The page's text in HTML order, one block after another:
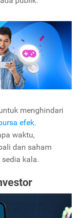
menghindari
efek.
waktu,
dan saham
kala.